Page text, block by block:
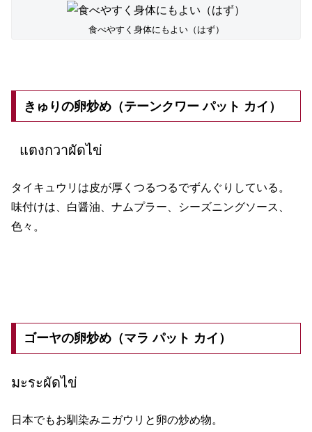
食べやすく身体にもよい（はず）
きゅりの卵炒め（テーンクワー パット カイ）
แตงกวาผัดไข่
タイキュウリは皮が厚くつるつるでずんぐりしている。
味付けは、白醤油、ナムプラー、シーズニングソース、
色々。
ゴーヤの卵炒め（マラ パット カイ）
มะระผัดไข่
日本でもお馴染みニガウリと卵の炒め物。